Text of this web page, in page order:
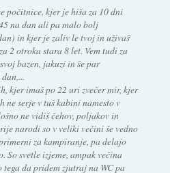
počitnice, kjer je hiša za 10 dni
na dan ali pa malo bolj
in kjer je zaliv le tvoj in uživaš
2 otroka stara 8 let. Vem tudi za
bazen, jakuzi in še par
kjer imaš po 22 uri zvečer mir, kjer
ne serje v tuš kabini namesto v
ne vidiš čehov, poljakov in
narodi so v veliki večini še vedno
za kampiranje, pa delajo
So svetle izjeme, ampak večina
da pridem zjutraj na WC pa